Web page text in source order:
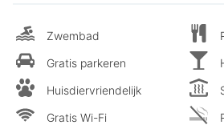
Zwembad
Gratis parkeren
Huisdiervriendelijk
Gratis Wi-Fi